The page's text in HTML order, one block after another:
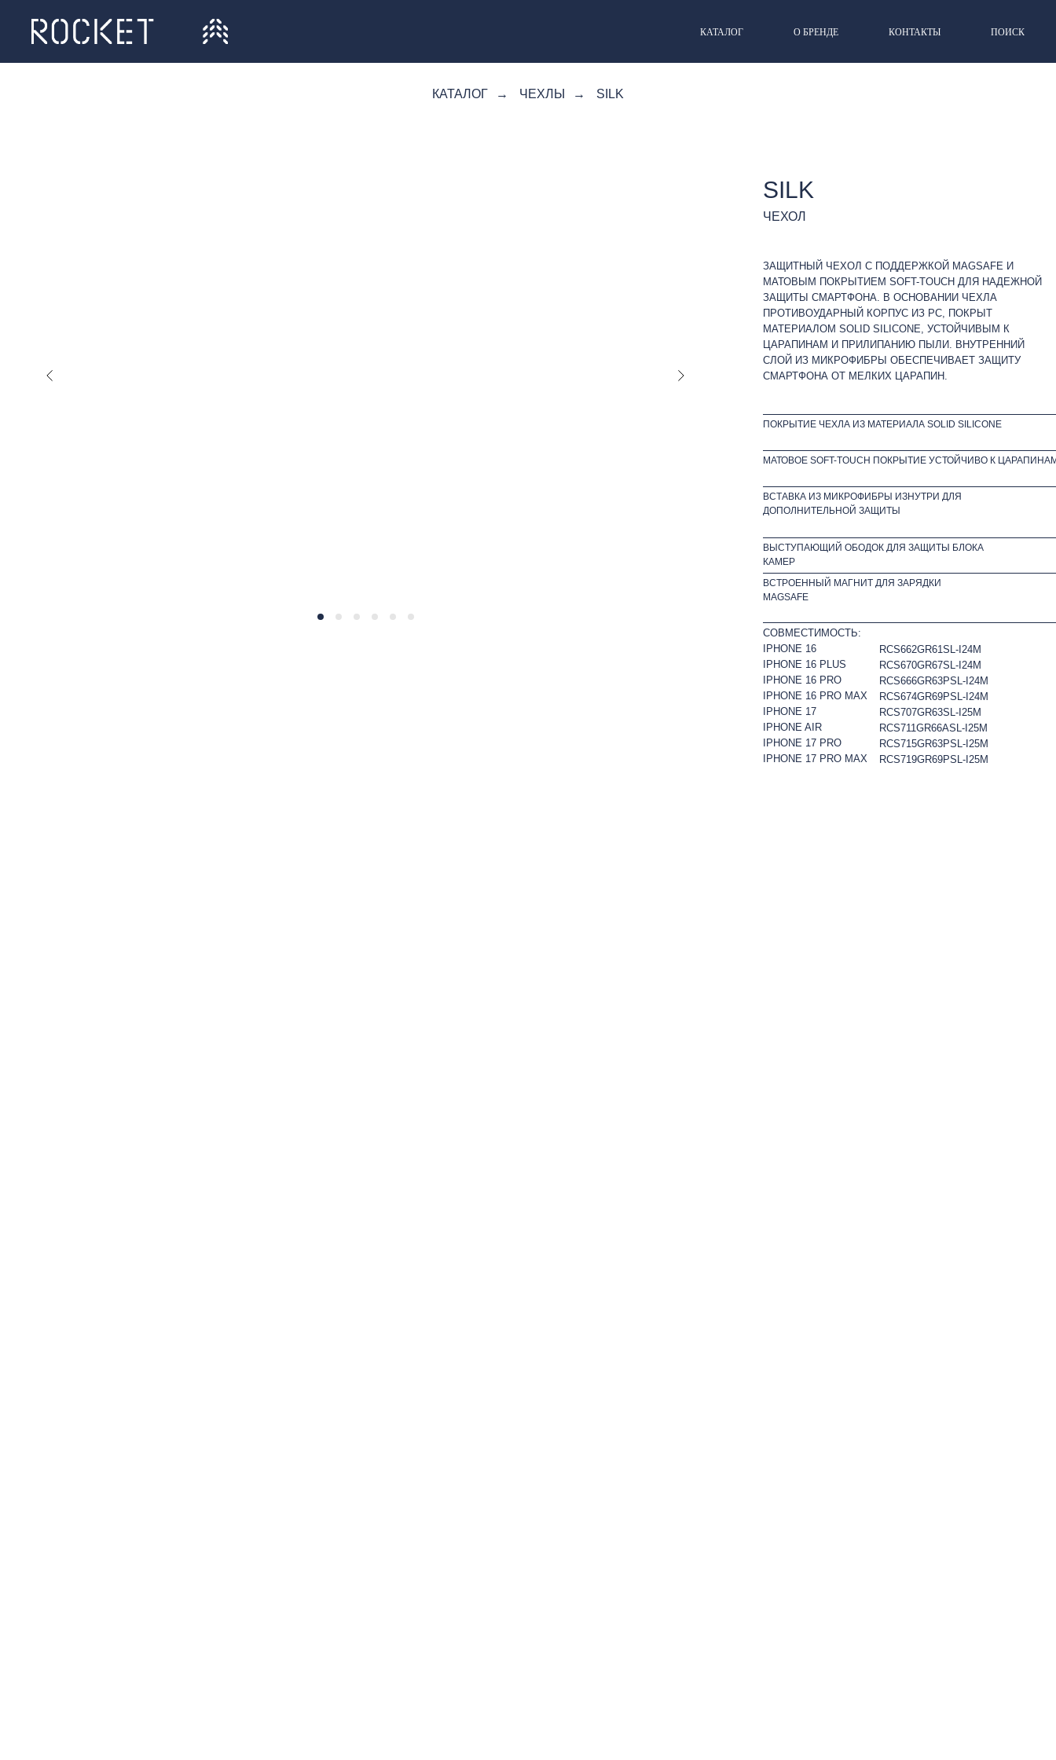
КАТАЛОГ О БРЕНДЕ КОНТАКТЫ ПОИСК
КАТАЛОГ → ЧЕХЛЫ → SILK
СОВМЕСТИМОСТЬ:
IPHONE 16
IPHONE 16 PLUS
IPHONE 16 PRO
IPHONE 16 PRO MAX
IPHONE 17
IPHONE AIR
IPHONE 17 PRO
IPHONE 17 PRO MAX
RCS662GR61SL-I24M
RCS670GR67SL-I24M
RCS666GR63PSL-I24M
RCS674GR69PSL-I24M
RCS707GR63SL-I25M
RCS711GR66ASL-I25M
RCS715GR63PSL-I25M
RCS719GR69PSL-I25M
SILK
ЧЕХОЛ
ПОКРЫТИЕ ЧЕХЛА ИЗ МАТЕРИАЛА SOLID SILICONE
МАТОВОЕ SOFT-TOUCH ПОКРЫТИЕ УСТОЙЧИВО К
ВСТАВКА ИЗ МИКРОФИБРЫ ИЗНУТРИ ДЛЯ
ДОПОЛНИТЕЛЬНОЙ ЗАЩИТЫ
ВЫСТУПАЮЩИЙ ОБОДОК ДЛЯ ЗАЩИТЫ БЛОКА
КАМЕР
ЗАЩИТНЫЙ ЧЕХОЛ С ПОДДЕРЖКОЙ MAGSAFE И
МАТОВЫМ ПОКРЫТИЕМ SOFT-TOUCH ДЛЯ НАДЕЖНОЙ
ЗАЩИТЫ СМАРТФОНА. В ОСНОВАНИИ ЧЕХЛА
ПРОТИВОУДАРНЫЙ КОРПУС ИЗ PC, ПОКРЫТ
МАТЕРИАЛОМ SOLID SILICONE, УСТОЙЧИВЫМ К
ЦАРАПИНАМ И ПРИЛИПАНИЮ ПЫЛИ. ВНУТРЕННИЙ
СЛОЙ ИЗ МИКРОФИБРЫ ОБЕСПЕЧИВАЕТ ЗАЩИТУ
СМАРТФОНА ОТ МЕЛКИХ ЦАРАПИН.
ВСТРОЕННЫЙ МАГНИТ ДЛЯ ЗАРЯДКИ
MAGSAFE